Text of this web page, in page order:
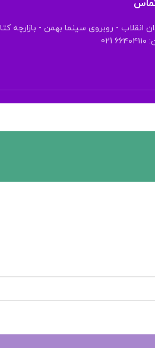
انقلاب - روبروی سینما بهمن - بازارچه